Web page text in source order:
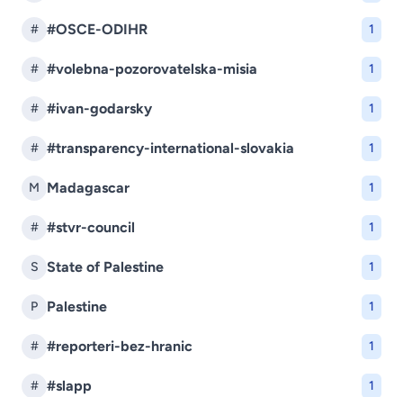
# #OSCE-ODIHR 1
# #volebna-pozorovatelska-misia 1
# #ivan-godarsky 1
# #transparency-international-slovakia 1
M Madagascar 1
# #stvr-council 1
S State of Palestine 1
P Palestine 1
# #reporteri-bez-hranic 1
# #slapp 1